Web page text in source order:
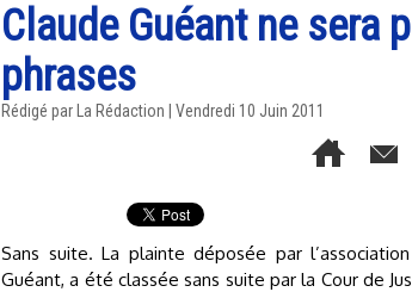
Claude Guéant ne sera
phrases
Rédigé par La Rédaction | Vendredi 10 Juin 2011
Sans suite. La plainte déposée par
Guéant, a été classée sans suite par la Cour de